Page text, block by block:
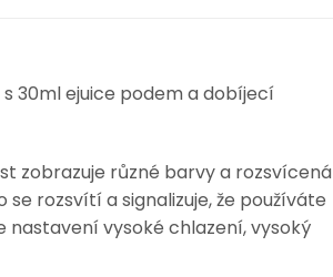
30ml ejuice podem a dobíjecí
zobrazuje různé barvy a rozsvícená
rozsvítí a signalizuje, že používáte
nastavení vysoké chlazení, vysoký